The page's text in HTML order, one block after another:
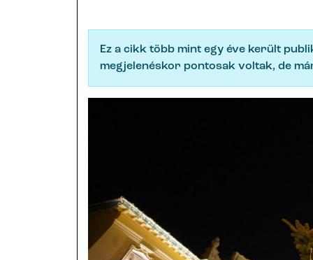
Ez a cikk több mint egy éve került
megjelenéskor pontosak voltak, de